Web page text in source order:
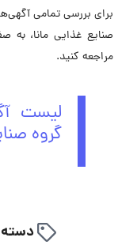
برای بررسی تمامی
صنایع غذایی مانا،
مراجعه کنید.
لیست
گروه